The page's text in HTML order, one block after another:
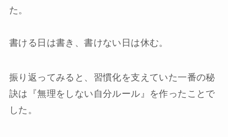
た。
書ける日は書き、書けない日は休む。
振り返ってみると、習慣化を支えていた一番の秘
訣は『無理をしない自分ルール』を作ったことで
した。